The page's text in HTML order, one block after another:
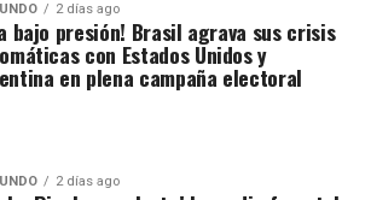
2 días ago
bajo presión! Brasil agrava sus crisis
con Estados Unidos y
en plena campaña electoral
2 días ago